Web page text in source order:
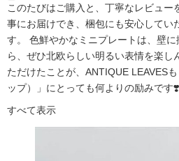
このたびはご購入と、丁寧なレビュ
事にお届けでき、梱包にも安心してい
す。 色鮮やかなミニプレートは、壁
ら、ぜひ北欧らしい明るい表情を楽し
ただけたことが、ANTIQUE LEAVES
ップ）」にとっても何よりの励みです❣️
すべて表示